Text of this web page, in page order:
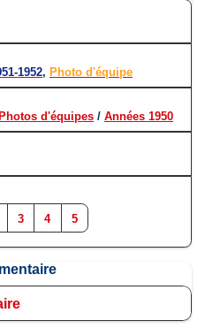
1952, Photo d'équipe
Photos d'équipes / Années 1950
3 4 5